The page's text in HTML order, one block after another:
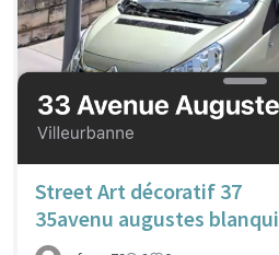
Street Art décoratif 37
35avenu augustes blanqui